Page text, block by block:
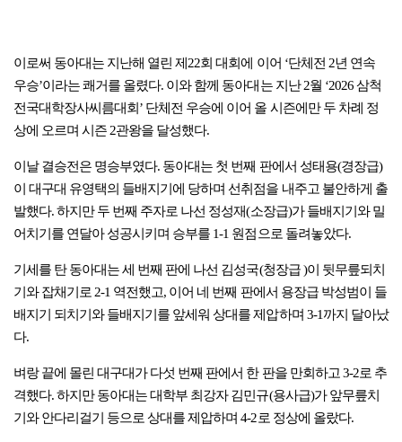
이로써 동아대는 지난해 열린 제22회 대회에 이어 ‘단체전 2년 연속
우승’이라는 쾌거를 올렸다. 이와 함께 동아대는 지난 2월 ‘2026 삼척
전국대학장사씨름대회’ 단체전 우승에 이어 올 시즌에만 두 차례 정
상에 오르며 시즌 2관왕을 달성했다.
이날 결승전은 명승부였다. 동아대는 첫 번째 판에서 성태용(경장급)
이 대구대 유영택의 들배지기에 당하며 선취점을 내주고 불안하게 출
발했다. 하지만 두 번째 주자로 나선 정성재(소장급)가 들배지기와 밀
어치기를 연달아 성공시키며 승부를 1-1 원점으로 돌려놓았다.
기세를 탄 동아대는 세 번째 판에 나선 김성국(청장급 )이 뒷무릎되치
기와 잡채기로 2-1 역전했고, 이어 네 번째 판에서 용장급 박성범이 들
배지기 되치기와 들배지기를 앞세워 상대를 제압하며 3-1까지 달아났
다.
벼랑 끝에 몰린 대구대가 다섯 번째 판에서 한 판을 만회하고 3-2로 추
격했다. 하지만 동아대는 대학부 최강자 김민규(용사급)가 앞무릎치
기와 안다리걸기 등으로 상대를 제압하며 4-2로 정상에 올랐다.